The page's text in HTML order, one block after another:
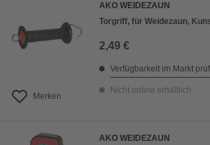
Merken
AKO WEIDEZAUN
Torgriff, für Weidezaun,
2,49 €
Verfügbarkeit im Markt
Nicht online erhältlich
AKO WEIDEZAUN